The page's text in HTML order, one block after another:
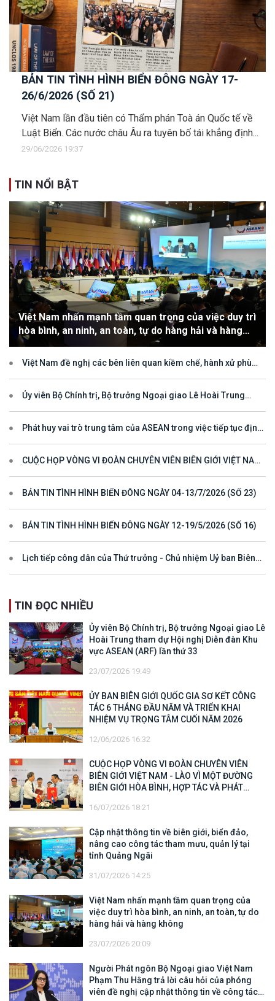
BẢN TIN TÌNH HÌNH BIỂN ĐÔNG NGÀY 17-
26/6/2026 (SỐ 21)
Việt Nam lần đầu tiên có Thẩm phán Toà án Quốc tế về
Luật Biển. Các nước châu Âu ra tuyên bố tái khẳng định...
29/06/2026 19:37
TIN NỔI BẬT
Việt Nam nhấn mạnh tầm quan trọng của việc duy trì
hòa bình, an ninh, an toàn, tự do hàng hải và hàng
không
Việt Nam đề nghị các bên liên quan kiềm chế, hành xử phù
phán đối với vùng đặc quyền kinh tế và thềm lục địa của quốc gia
ven biển
Ủy viên Bộ Chính trị, Bộ trưởng Ngoại giao Lê Hoài Trung
Phát huy vai trò trung tâm của ASEAN trong việc tiếp tục định
CUỘC HỌP VÒNG VI ĐOÀN CHUYÊN VIÊN BIÊN GIỚI VIỆT NAM
TRIỂN
BẢN TIN TÌNH HÌNH BIỂN ĐÔNG NGÀY 04-13/7/2026 (SỐ 23)
BẢN TIN TÌNH HÌNH BIỂN ĐÔNG NGÀY 12-19/5/2026 (SỐ 16)
Lịch tiếp công dân của Thứ trưởng - Chủ nhiệm Uỷ ban Biên
TIN ĐỌC NHIỀU
Ủy viên Bộ Chính trị, Bộ trưởng Ngoại giao Lê
Hoài Trung tham dự Hội nghị Diễn đàn Khu
vực ASEAN (ARF) lần thứ 33
23/07/2026 19:49
ỦY BAN BIÊN GIỚI QUỐC GIA SƠ KẾT CÔNG
TÁC 6 THÁNG ĐẦU NĂM VÀ TRIỂN KHAI
NHIỆM VỤ TRỌNG TÂM CUỐI NĂM 2026
12/06/2026 16:32
CUỘC HỌP VÒNG VI ĐOÀN CHUYÊN VIÊN
BIÊN GIỚI VIỆT NAM - LÀO VÌ MỘT ĐƯỜNG
BIÊN GIỚI HÒA BÌNH, HỢP TÁC VÀ PHÁT
16/07/2026 18:21
Cập nhật thông tin về biên giới, biển đảo,
nâng cao công tác tham mưu, quản lý tại
tỉnh Quảng Ngãi
31/07/2026 14:25
Việt Nam nhấn mạnh tầm quan trọng của
việc duy trì hòa bình, an ninh, an toàn, tự do
hàng hải và hàng không
23/07/2026 20:09
Người Phát ngôn Bộ Ngoại giao Việt Nam
Phạm Thu Hằng trả lời câu hỏi của phóng
viên đề nghị cập nhật thông tin về công tác